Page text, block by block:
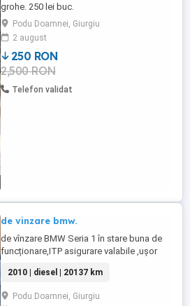
grohe. 250 lei buc.
Podu Doamnei, Giurgiu
2 august
250 RON
2,500 RON
Telefon validat
de vinzare bmw.
de vînzare BMW Seria 1 în stare buna de
funcționare,ITP asigurare valabile ,ușor
traficului ,se poate vedea în poze.masina
este adusă din Italia, este zgăriată pe
partea dreaptă în parcare,mașina arată
2010 | diesel | 20137 km
Podu Doamnei, Giurgiu